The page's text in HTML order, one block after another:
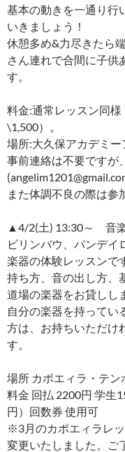
基本の動きを一通り行
いきましょう！
休憩多め&力尽きたら
さん連れで合間に子供
す。
料金:通常レッスン同
\1,500）。
場所:大久保アカデミー
事前連絡は不要ですが
また体調不良の際は参
▲4/2(土) 13:30～ 音
ビリンバウ、パンデイ
楽器の体験レッスンで
持ち方、音の出し方、
道場の楽器をお貸しし
自分の楽器を持ってい
方は、お持ちいただけ
す。
場所 カポエィラ・テ
料金 回払 2200円 学生
円）回数券 使用可
※3月のカポエィラレ
変更いたしました。ご